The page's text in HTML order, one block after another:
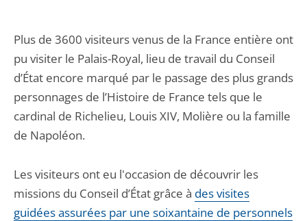
Plus de 3600 visiteurs venus de la France entière ont
pu visiter le Palais-Royal, lieu de travail du Conseil
d’État encore marqué par le passage des plus grands
personnages de l’Histoire de France tels que le
cardinal de Richelieu, Louis XIV, Molière ou la famille
de Napoléon.
Les visiteurs ont eu l'occasion de découvrir les
missions du Conseil d’État grâce à des visites
guidées assurées par une soixantaine de personnels